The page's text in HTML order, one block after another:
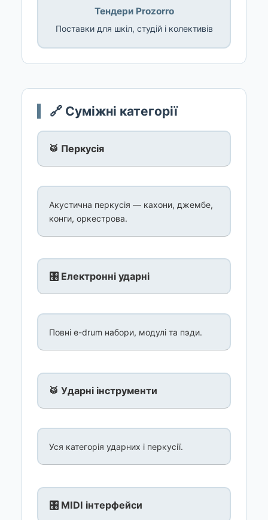
Тендери Prozorro
Поставки для шкіл, студій і колективів
🔗 Суміжні категорії
🥁 Перкусія
Акустична перкусія — кахони, джембе,
конги, оркестрова.
🎛️ Електронні ударні
Повні e-drum набори, модулі та пэди.
🥁 Ударні інструменти
Уся категорія ударних і перкусії.
🎛️ MIDI інтерфейси